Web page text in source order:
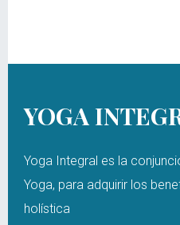
YOGA
Yoga Integral es la
Yoga, para adquirir los
holística